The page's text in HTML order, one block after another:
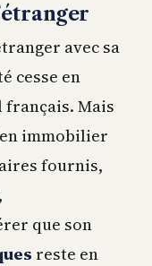
avec sa
cesse en
français. Mais
immobilier
fournis,
que son
reste en